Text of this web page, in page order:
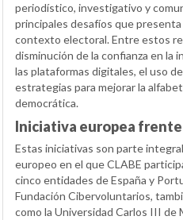
periodístico, investigativo y
principales desafíos que
contexto electoral. Entre estos
disminución de la confianza en la
las plataformas digitales, el uso
estrategias para mejorar la
democrática.
Iniciativa europea
Estas iniciativas son parte
europeo en el que CLABE
cinco entidades de España y
Fundación Cibervoluntarios,
como la Universidad Carlos III de